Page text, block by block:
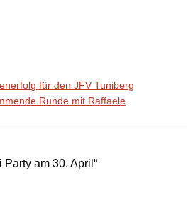
für den JFV Tuniberg
Runde mit Raffaele
Party am 30. April“